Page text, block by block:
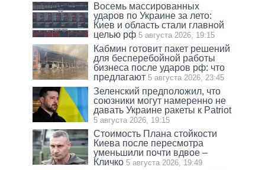
Восемь массированных
ударов по Украине за лето:
Киев и область стали главной
целью рф 5 августа 2026, 19:15
Кабмин готовит пакет решений
для бесперебойной работы
бизнеса после ударов рф: что
предлагают 5 августа 2026, 23:45
Зеленский предположил, что
союзники могут намеренно не
давать Украине ракеты к Patriot
5 августа 2026, 19:15
Стоимость Плана стойкости
Киева после пересмотра
уменьшили почти вдвое –
Кличко 5 августа 2026, 19:49